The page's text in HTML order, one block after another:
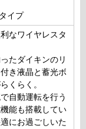
イプ
なワイヤレスタ
たダイキンのリ
き液晶と蓄光ボ
くらく。
自動運転を行う
能も搭載してい
にお過ごしいた